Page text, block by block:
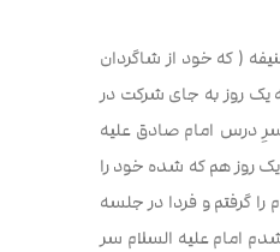
( که خود از شاگردان
روز به جای شرکت در
درس امام صادق علیه
روز هم که شده خود را
گرفتم و فردا در جلسه
امام علیه السلام سر